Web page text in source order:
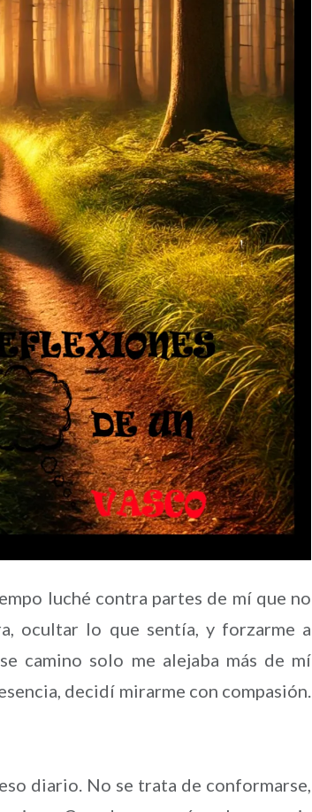
luché contra partes de mí que no
ocultar lo que sentía, y forzarme a
camino solo me alejaba más de mí
decidí mirarme con compasión.
diario. No se trata de conformarse,